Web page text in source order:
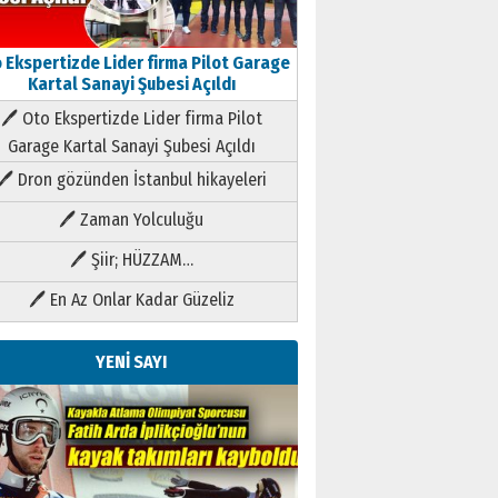
Ekspertizde Lider firma Pilot Garage
Kartal Sanayi Şubesi Açıldı
🖊 Oto Ekspertizde Lider firma Pilot
Garage Kartal Sanayi Şubesi Açıldı
Dron gözünden İstanbul hikayeleri
🖊 Zaman Yolculuğu
🖊 Şiir; HÜZZAM…
🖊 En Az Onlar Kadar Güzeliz
YENİ SAYI